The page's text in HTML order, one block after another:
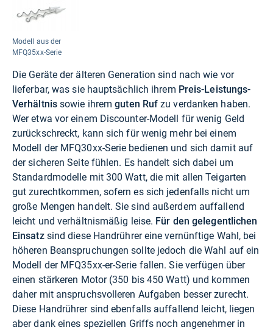
Modell aus der
MFQ35xx-Serie
Die Geräte der älteren Generation sind nach wie vor
lieferbar, was sie hauptsächlich ihrem Preis-Leistungs-
Verhältnissowie ihremguten Ruf zu verdanken haben.
Wer etwa vor einem Discounter-Modell für wenig Geld
zurückschreckt, kann sich für wenig mehr bei einem
Modell der MFQ30xx-Serie bedienen und sich damit auf
der sicheren Seite fühlen. Es handelt sich dabei um
Standardmodelle mit 300 Watt, die mit allen Teigarten
gut zurechtkommen, sofern es sich jedenfalls nicht um
große Mengen handelt. Sie sind außerdem auffallend
leicht und verhältnismäßig leise. Für den gelegentlichen
Einsatzsind diese Handrührer eine vernünftige Wahl, bei
höheren Beanspruchungen sollte jedoch die Wahl auf ein
Modell der MFQ35xx-er-Serie fallen. Sie verfügen über
einen stärkeren Motor (350 bis 450 Watt) und kommen
daher mit anspruchsvolleren Aufgaben besser zurecht.
Diese Handrührer sind ebenfalls auffallend leicht, liegen
aber dank eines speziellen Griffs noch angenehmer in